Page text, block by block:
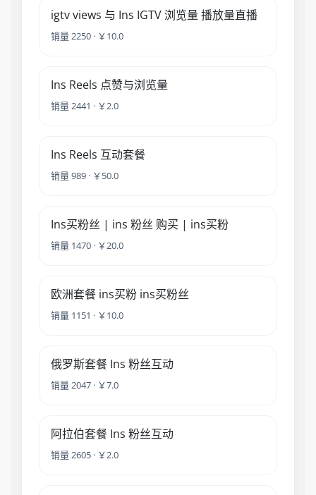
igtv views 与 Ins IGTV 浏览量 播放量直播
销量 2250 · ￥10.0
Ins Reels 点赞与浏览量
销量 2441 · ￥2.0
Ins Reels 互动套餐
销量 989 · ￥50.0
Ins买粉丝 | ins 粉丝 购买 | ins买粉
销量 1470 · ￥20.0
欧洲套餐 ins买粉 ins买粉丝
销量 1151 · ￥10.0
俄罗斯套餐 Ins 粉丝互动
销量 2047 · ￥7.0
阿拉伯套餐 Ins 粉丝互动
销量 2605 · ￥2.0